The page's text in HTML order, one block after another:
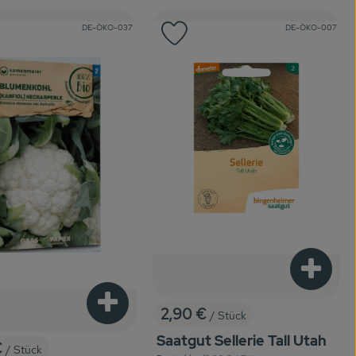
hinzufügen
/ Stück
Produkt zum Warenkorb hinzufügen
, Kontrollstelle:
DE-ÖKO-037
zu Favouriten hinzufügen
, Preis:
2,90 € / Stück
Saatgut Sellerie Tall Utah
, Kontrollstelle:
DE-ÖKO-007